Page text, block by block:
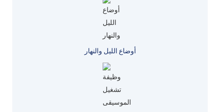
أوضاع الليل والنهار